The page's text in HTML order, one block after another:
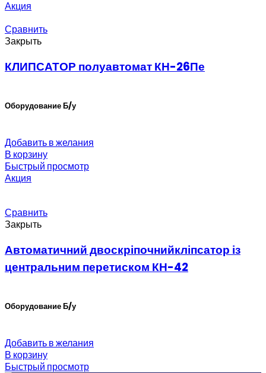
Акция
Сравнить
Закрыть
КЛИПСАТОР полуавтомат КН-26Пе
Оборудование Б/у
Добавить в желания
В корзину
Быстрый просмотр
Акция
Сравнить
Закрыть
Автоматичний двоскріпочнийкліпсатор із
центральним перетиском КН-42
Оборудование Б/у
Добавить в желания
В корзину
Быстрый просмотр